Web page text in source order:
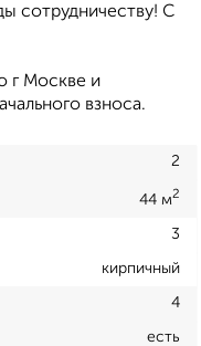
сотрудничеству! С
г Москве и
взноса.
2
44 м2
3
кирпичный
4
есть